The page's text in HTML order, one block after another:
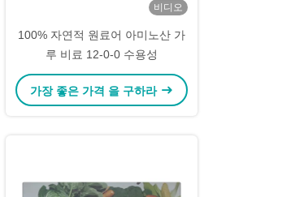
비디오
100% 자연적 원료어 아미노산 가
루 비료 12-0-0 수용성
가장 좋은 가격 을 구하라